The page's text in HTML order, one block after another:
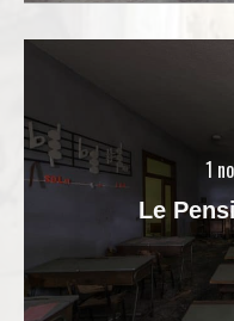
1
Le